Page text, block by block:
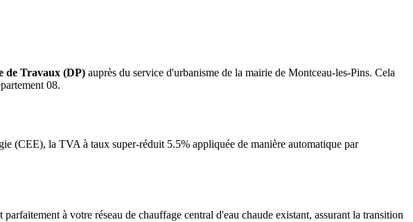
de Travaux (DP) auprès du service d'urbanisme de la mairie de Montceau-les-Pins. Cela
08.
(CEE), la TVA à taux super-réduit 5.5% appliquée de manière automatique par
parfaitement à votre réseau de chauffage central d'eau chaude existant, assurant la transition